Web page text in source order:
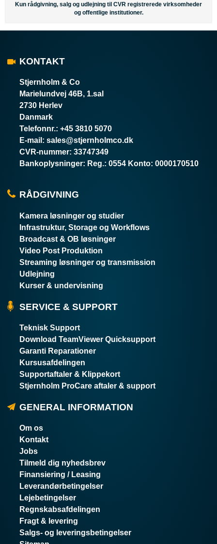
Kun rådgivning, salg og udlejning til CVR registrerede virksomheder
og offentlige institutioner.
KONTAKT
Stjernholm & Co
Marielundvej 46B, 1.sal
2730 Herlev
Danmark
Telefonnr.: +45 3810 5070
E-mail : sales@stjernholmco.dk
CVR-nummer: 33747349
Bankoplysninger: Reg.: 0554 Konto: 0000170510
RÅDGIVNING
Kamera løsninger og studier
Infrastruktur, Storage og Workflows
Broadcast & OB løsninger
Video Post Produktion
Streaming løsninger og transmission
Udlejning
Kurser & undervisning
SERVICE & SUPPORT
Teknisk Support
Download TeamViewer Quicksupport
Garanti Reparationer
Kursusafdelingen
Supportaftaler & Klippekort
Stjernholm ProCare aftaler & support
GENERAL INFORMATION
Om os
Kontakt
Jobs
Tilmeld dig nyhedsbrev
Finansiering / Leasing
Leverandørbetingelser
Lejebetingelser
Regnskabsafdelingen
Fragt & levering
Salgs- og leveringsbetingelser